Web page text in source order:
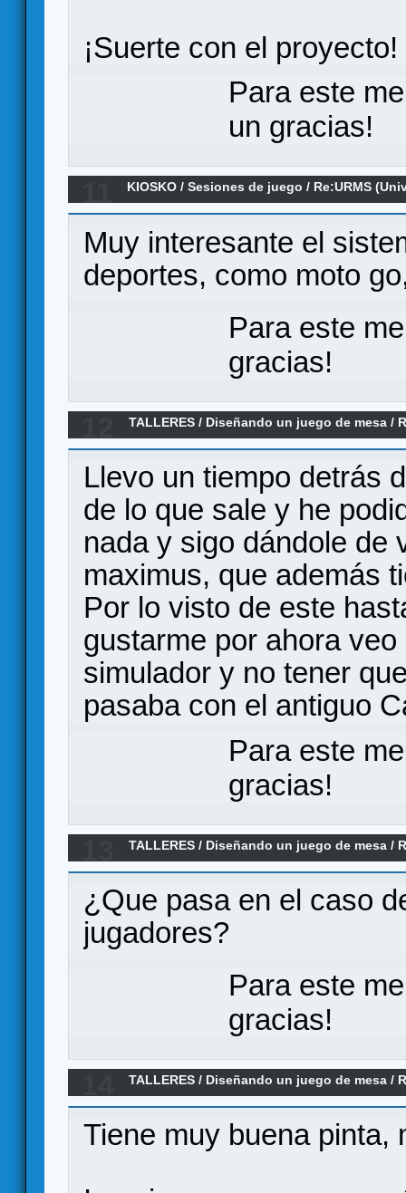
¡Suerte con el proyecto!
Para este
un gracias!
KIOSKO /Sesiones de juego / Re:URMS
system)
Muy interesante el
deportes, como moto
Para este
gracias!
TALLERES / Diseñando un juego de mesa /
Llevo un tiempo detrás
de lo que sale y he
nada y sigo dándole de
maximus, que además
Por lo visto de este
gustarme por ahora
simulador y no tener
pasaba con el antiguo
Para este
gracias!
TALLERES / Diseñando un juego de mesa /
¿Que pasa en el caso
jugadores?
Para este
gracias!
TALLERES / Diseñando un juego de mesa /
Tiene muy buena pinta,